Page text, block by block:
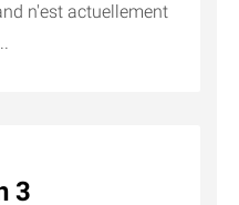
n'est actuellement
3